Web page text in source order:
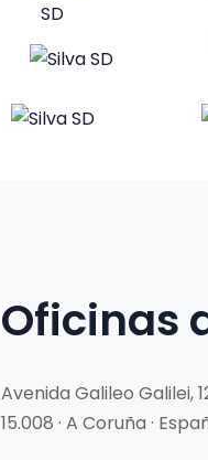
Oficinas
Avenida Galileo Galilei,
15.008 · A Coruña ·